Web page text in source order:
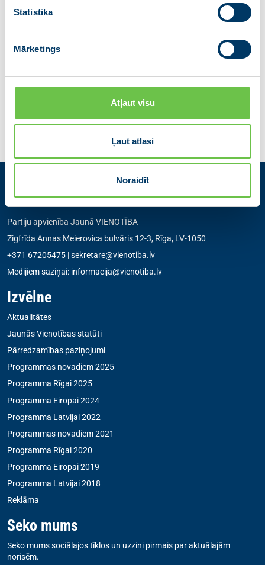
Statistika
Mārketings
Atļaut visu
Ļaut atlasi
Noraidīt
Anna Ūdre
Kontakti
Partiju apvienība Jaunā VIENOTĪBA
Zigfrīda Annas Meierovica bulvāris 12-3, Rīga, LV-1050
+371 67205475 |sekretare@vienotiba.lv
Medijiem saziņai: informacija@vienotiba.lv
Izvēlne
Aktualitātes
Jaunās Vienotības statūti
Pārredzamības paziņojumi
Programmas novadiem 2025
Programma Rīgai 2025
Programma Eiropai 2024
Programma Latvijai 2022
Programmas novadiem 2021
Programma Rīgai 2020
Programma Eiropai 2019
Programma Latvijai 2018
Reklāma
Seko mums
Seko mums sociālajos tīklos un uzzini pirmais par aktuālajām
norisēm.